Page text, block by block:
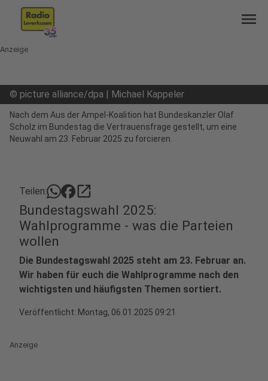
menu
Anzeige
© picture alliance/dpa | Michael Kappeler
Nach dem Aus der Ampel-Koalition hat Bundeskanzler Olaf
Scholz im Bundestag die Vertrauensfrage gestellt, um eine
Neuwahl am 23. Februar 2025 zu forcieren.
Teilen: open_in_new
Bundestagswahl 2025:
Wahlprogramme - was die Parteien
wollen
Die Bundestagswahl 2025 steht am 23. Februar an.
Wir haben für euch die Wahlprogramme nach den
wichtigsten und häufigsten Themen sortiert.
Veröffentlicht: Montag, 06.01.2025 09:21
Anzeige